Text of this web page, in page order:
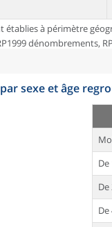
établies à périmètre
dénombrements,
sexe et âge
De
De
De